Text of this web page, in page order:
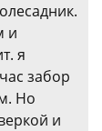
и
я
забор
Но
и